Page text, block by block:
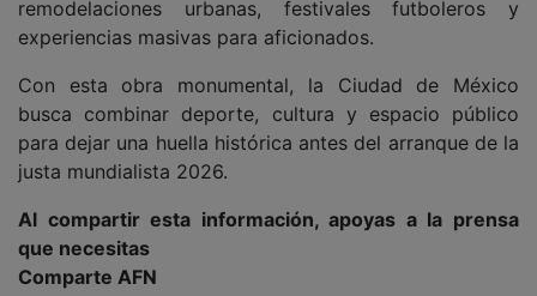
remodelaciones urbanas, festivales futboleros y
experiencias masivas para aficionados.
Con esta obra monumental, la Ciudad de México
busca combinar deporte, cultura y espacio público
para dejar una huella histórica antes del arranque de la
justa mundialista 2026.
Al compartir esta información, apoyas a la prensa
que necesitas
Comparte AFN